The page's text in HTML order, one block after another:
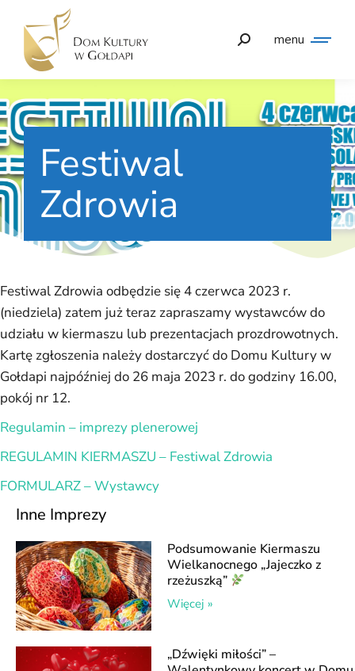
menu
Festiwal
Zdrowia
Festiwal Zdrowia odbędzie się 4 czerwca 2023 r.
(niedziela) zatem już teraz zapraszamy wystawców do
udziału w kiermaszu lub prezentacjach prozdrowotnych.
Kartę zgłoszenia należy dostarczyć do Domu Kultury w
Gołdapi najpóźniej do 26 maja 2023 r. do godziny 16.00,
pokój nr 12.
Regulamin – imprezy plenerowej
REGULAMIN KIERMASZU – Festiwal Zdrowia
FORMULARZ – Wystawcy
Inne Imprezy
Podsumowanie Kiermaszu
Wielkanocnego „Jajeczko z
rzeżuszką”
Więcej »
„Dźwięki miłości” –